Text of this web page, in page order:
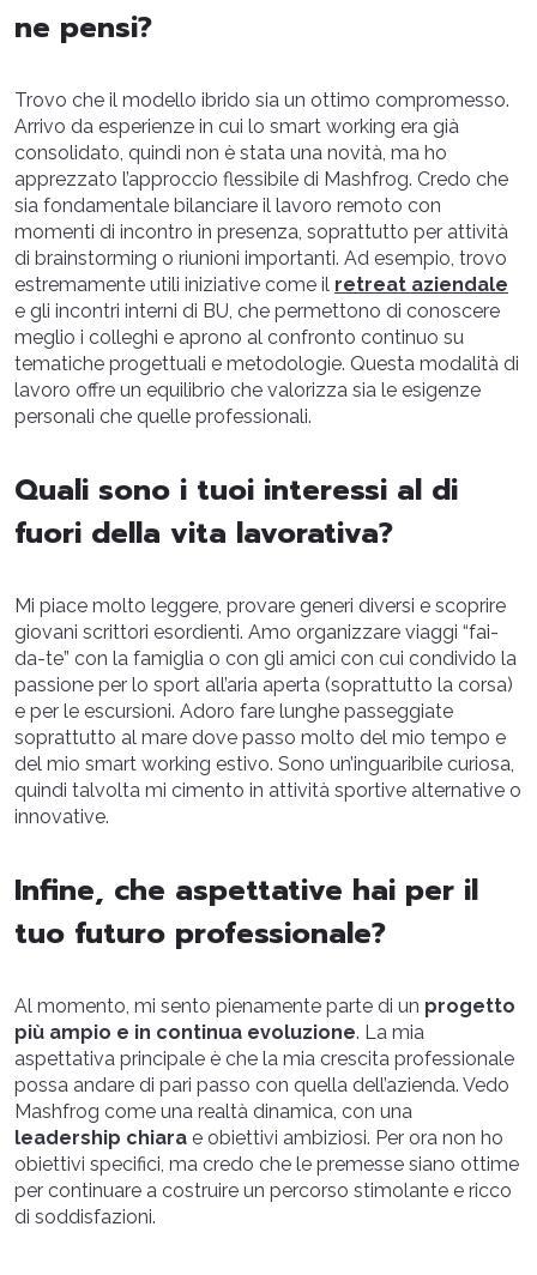
ne pensi?
Trovo che il modello ibrido sia un ottimo compromesso.
Arrivo da esperienze in cui lo smart working era già
consolidato, quindi non è stata una novità, ma ho
apprezzato l’approccio flessibile di Mashfrog. Credo che
sia fondamentale bilanciare il lavoro remoto con
momenti di incontro in presenza, soprattutto per attività
di brainstorming o riunioni importanti. Ad esempio, trovo
estremamente utili iniziative come il retreat aziendale
e gli incontri interni di BU, che permettono di conoscere
meglio i colleghi e aprono al confronto continuo su
tematiche progettuali e metodologie. Questa modalità di
lavoro offre un equilibrio che valorizza sia le esigenze
personali che quelle professionali.
Quali sono i tuoi interessi al di
fuori della vita lavorativa?
Mi piace molto leggere, provare generi diversi e scoprire
giovani scrittori esordienti. Amo organizzare viaggi “fai-
da-te” con la famiglia o con gli amici con cui condivido la
passione per lo sport all’aria aperta (soprattutto la corsa)
e per le escursioni. Adoro fare lunghe passeggiate
soprattutto al mare dove passo molto del mio tempo e
del mio smart working estivo. Sono un’inguaribile curiosa,
quindi talvolta mi cimento in attività sportive alternative o
innovative.
Infine, che aspettative hai per il
tuo futuro professionale?
Al momento, mi sento pienamente parte di un progetto
più ampio e in continua evoluzione. La mia
aspettativa principale è che la mia crescita professionale
possa andare di pari passo con quella dell’azienda. Vedo
Mashfrog come una realtà dinamica, con una
leadership chiara e obiettivi ambiziosi. Per ora non ho
obiettivi specifici, ma credo che le premesse siano ottime
per continuare a costruire un percorso stimolante e ricco
di soddisfazioni.